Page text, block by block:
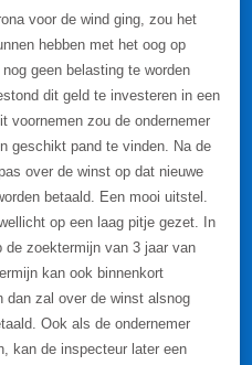
voor de wind ging, zou het
hebben met het oog op
geen belasting te worden
dit geld te investeren in een
voornemen zou de ondernemer
geschikt pand te vinden. Na de
over de winst op dat nieuwe
betaald. Een mooi uitstel.
op een laag pitje gezet. In
zoektermijn van 3 jaar van
kan ook binnenkort
dan zal over de winst alsnog
Ook als de ondernemer
kan de inspecteur later een